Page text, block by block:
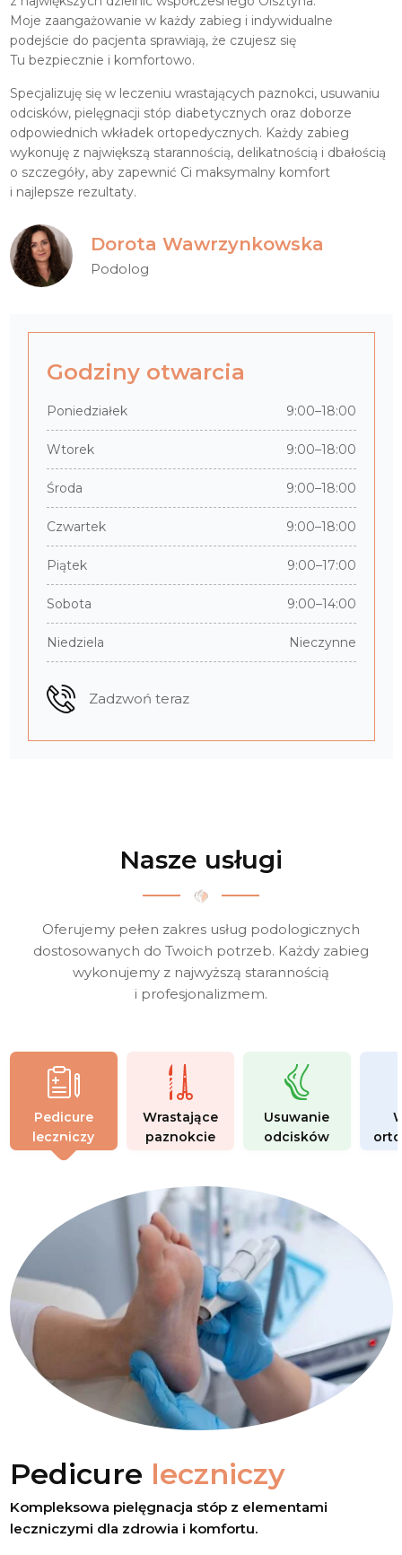
Moje zaangażowanie w każdy zabieg i indywidualne
podejście do pacjenta sprawiają, że czujesz się
Tu bezpiecznie i komfortowo.
Specjalizuję się w leczeniu wrastających paznokci, usuwaniu
odcisków, pielęgnacji stóp diabetycznych oraz doborze
odpowiednich wkładek ortopedycznych. Każdy zabieg
wykonuję z największą starannością, delikatnością i dbałością
o szczegóły, aby zapewnić Ci maksymalny komfort
i najlepsze rezultaty.
Dorota Wawrzynkowska
Podolog
Godziny otwarcia
Poniedziałek 9:00–18:00
Wtorek 9:00–18:00
Środa 9:00–18:00
Czwartek 9:00–18:00
Piątek 9:00–17:00
Sobota 9:00–14:00
Niedziela Nieczynne
Zadzwoń teraz
Nasze usługi
Oferujemy pełen zakres usług podologicznych
dostosowanych do Twoich potrzeb. Każdy zabieg
wykonujemy z najwyższą starannością
i profesjonalizmem.
Pedicure
leczniczy
Wrastające
paznokcie
Usuwanie
odcisków
Pedicure leczniczy
Kompleksowa pielęgnacja stóp z elementami
leczniczymi dla zdrowia i komfortu.